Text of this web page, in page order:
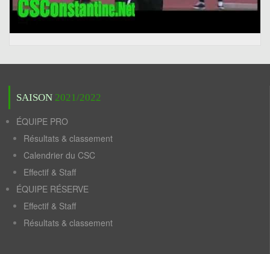
SAISON 2021/2022
ÉQUIPE PRO
Résultats & classement
Calendrier du CSC
Effectif & Staff
ÉQUIPE RÉSERVE
Effectif & Staff
Résultats & classement